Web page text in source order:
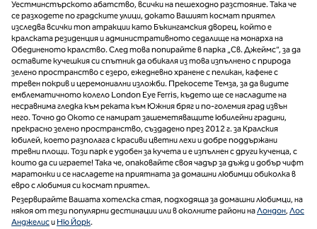
Уестминстърското абатство, всички на пешеходно разстояние. Така че
се разходете по градските улици, докато Вашият космат приятел
изследва всички топ атракции като Бъкингамския дворец, който е
кралската резиденция и административното седалище на монарха на
Обединеното кралство. След това попирайте в парка „Св. Джеймс“, за да
оставите кучешкия си спътник да обикаля из това изпълнено с природа
зелено пространство с езеро, ежедневно хранене с пеликан, кафене с
тревен покрив и церемониални изложби. Прекосете Темза, за да видите
емблематичното колело London Eye Ferris, където ще се насладите на
несравнима гледка към реката към Южния бряг и по-големия град извън
него. Точно до Окото се намират зашеметяващите юбилейни градини,
прекрасно зелено пространство, създадено през 2012 г. за Кралския
юбилей, което разполага с красиви цветни лехи и добре поддържани
тревни площи. Този парк е удобен за кучета и е изпълнен с други кученца, с
които да си играете! Така че, опаковайте своя чадър за дъжд и добър чифт
маратонки и се насладете на приятната за домашни любимци обиколка в
евро с любимия си космат приятел.
Резервирайте Вашата хотелска стая, подходяща за домашни любимци, на
някоя от тези популярни дестинации или в околните райони наЛондон, Лос
Анджелиси Ню Йорк.